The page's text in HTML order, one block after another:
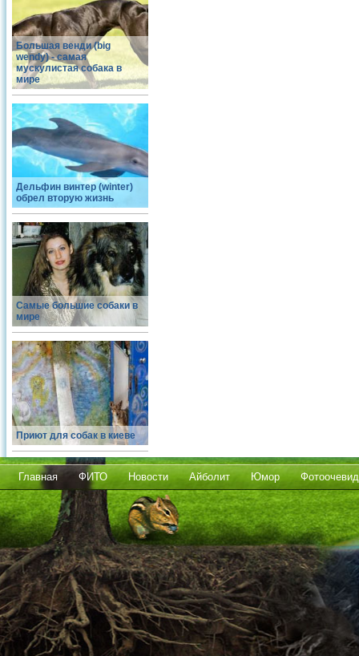
Большая венди (big
wendy) - самая
мускулистая собака в
мире
Дельфин винтер (winter)
обрел вторую жизнь
Самые большие собаки в
мире
Приют для собак в киеве
Главная ФИТО Новости Айболит Юмор